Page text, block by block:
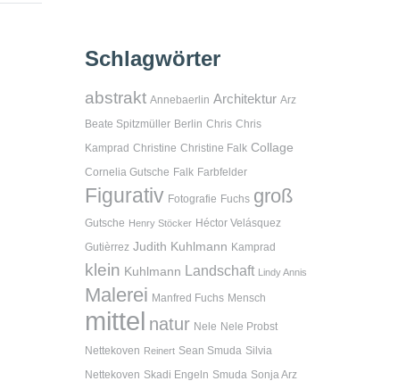
Schlagwörter
abstrakt Annebaerlin Architektur Arz
Beate Spitzmüller Berlin Chris Chris
Kamprad Christine Christine Falk Collage
Cornelia Gutsche Falk Farbfelder
Figurativ Fotografie Fuchs groß
Gutsche Henry Stöcker Héctor Velásquez
Gutièrrez Judith Kuhlmann Kamprad
klein Kuhlmann Landschaft Lindy Annis
Malerei Manfred Fuchs Mensch
mittel natur Nele Nele Probst
Nettekoven Reinert Sean Smuda Silvia
Nettekoven Skadi Engeln Smuda Sonja Arz